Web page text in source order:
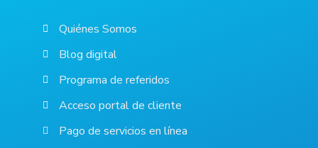
Quiénes Somos
Blog digital
Programa de referidos
Acceso portal de cliente
Pago de servicios en línea